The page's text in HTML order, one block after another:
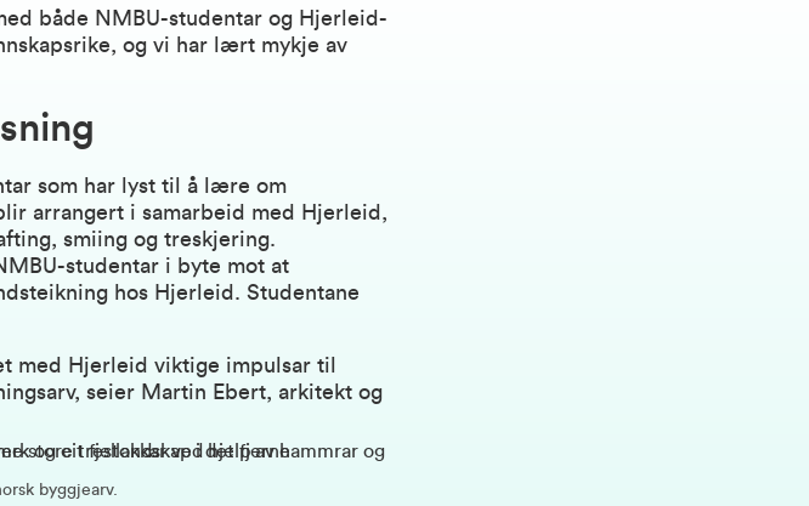
både NMBU-studentar og Hjerleid-
og vi har lært mykje av
som har lyst til å lære om
arrangert i samarbeid med Hjerleid,
smiing og treskjering.
studentar i byte mot at
hos Hjerleid. Studentane
med Hjerleid viktige impulsar til
seier Martin Ebert, arkitekt og
byggjearv.